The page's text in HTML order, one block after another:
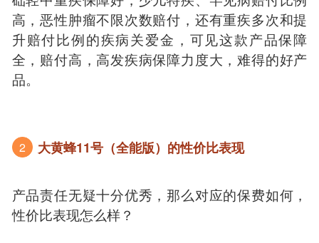
高，恶性肿瘤不限次数赔付，还有重疾多次和提
升赔付比例的疾病关爱金，可见这款产品保障
全，赔付高，高发疾病保障力度大，难得的好产
品。
2 大黄蜂11号（全能版）的性价比表现
产品责任无疑十分优秀，那么对应的保费如何，
性价比表现怎么样？